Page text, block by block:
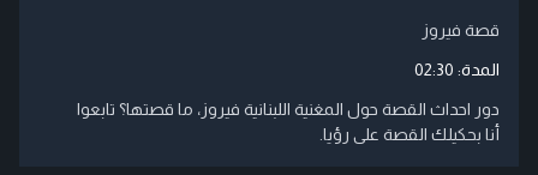
قصة فيروز
المدة: 02:30
دور احداث القصة حول المغنية اللبنانية فيروز، ما قصتها؟ تابعوا
أنا بحكيلك القصة على رؤيا.